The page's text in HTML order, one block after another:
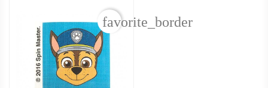
favorite_border